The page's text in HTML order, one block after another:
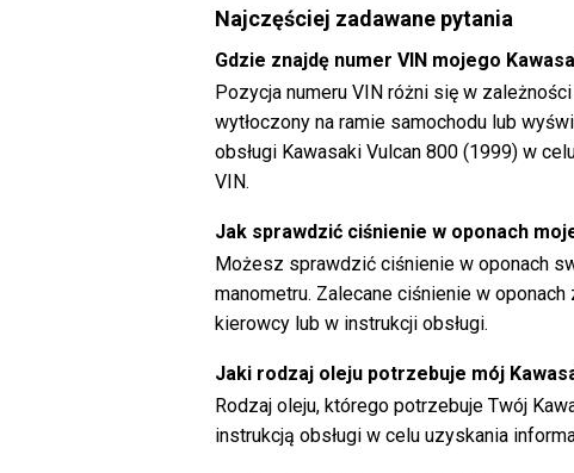
Najczęściej zadawane pytania
Gdzie znajdę numer VIN mojego
Pozycja numeru VIN różni się w
wytłoczony na ramie samochodu lub
obsługi Kawasaki Vulcan 800 (1999) w
VIN.
Jak sprawdzić ciśnienie w oponach
Możesz sprawdzić ciśnienie w oponach
manometru. Zalecane ciśnienie w
kierowcy lub w instrukcji obsługi.
Jaki rodzaj oleju potrzebuje mój
Rodzaj oleju, którego potrzebuje Twój
instrukcją obsługi w celu uzyskania